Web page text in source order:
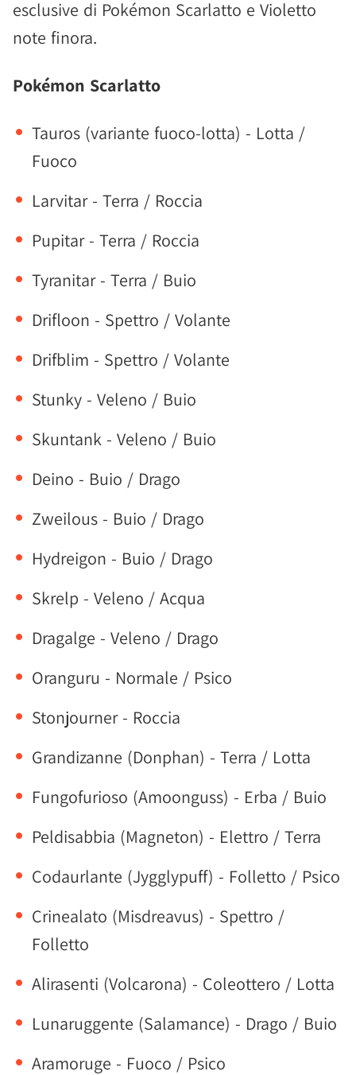
esclusive di Pokémon Scarlatto e Violetto
note finora.
Pokémon Scarlatto
Tauros (variante fuoco-lotta) - Lotta /
Fuoco
Larvitar - Terra / Roccia
Pupitar - Terra / Roccia
Tyranitar - Terra / Buio
Drifloon - Spettro / Volante
Drifblim - Spettro / Volante
Stunky - Veleno / Buio
Skuntank - Veleno / Buio
Deino - Buio / Drago
Zweilous - Buio / Drago
Hydreigon - Buio / Drago
Skrelp - Veleno / Acqua
Dragalge - Veleno / Drago
Oranguru - Normale / Psico
Stonjourner - Roccia
Grandizanne (Donphan) - Terra / Lotta
Fungofurioso (Amoonguss) - Erba / Buio
Peldisabbia (Magneton) - Elettro / Terra
Codaurlante (Jygglypuff) - Folletto / Psico
Crinealato (Misdreavus) - Spettro /
Folletto
Alirasenti (Volcarona) - Coleottero / Lotta
Lunaruggente (Salamance) - Drago / Buio
Aramoruge - Fuoco / Psico